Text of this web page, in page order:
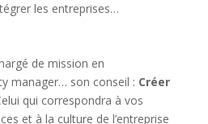
les entreprises…
de mission en
manager… son conseil : Créer
qui correspondra à vos
et à la culture de l’entreprise